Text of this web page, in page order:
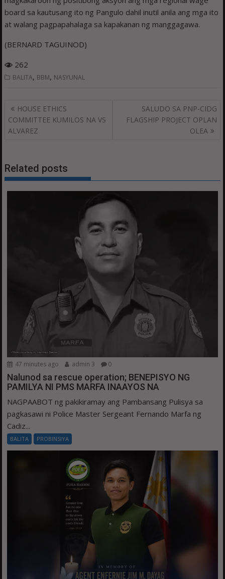
board sa kautusang ito ng Pangulo dahil inutil anila ang mga ito
at walang pagpapahalaga sa kapakanan ng manggagawa.
(BERNARD TAGUINOD)
262
BALITA, BBM, NASYUNAL
Post
navigation
HOUSE ETHICS
COMMITTEE KUMILOS NA VS
ALVAREZ
SALUDO SA PNP-CIDG
FLAGSHIP PROJECT OPLAN
OLEA
Related posts
47 minutes ago admin 3 0
Nalunod sa rescue operation; BENEPISYO NG
PAMILYA NI PMS MARFA INAAYOS NA
NAGPAABOT ng pakikiramay ang Pambansang Pulisya sa
pagkasawi ni Police Master Sergeant Fernando Marfa ng
Cadiz...
BALITA PROBINSIYA